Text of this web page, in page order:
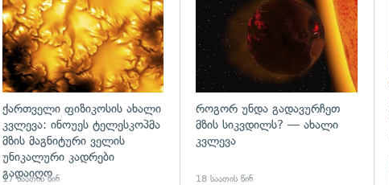
ქართველი ფიზიკოსის ახალი
კვლევა: ინოუეს ტელესკოპმა
მზის მაგნიტური ველის
უნიკალური კადრები
გადაიღო
17 საათის წინ
როგორ უნდა გადავურჩეთ
მზის სიკვდილს? — ახალი
კვლევა
18 საათის წინ